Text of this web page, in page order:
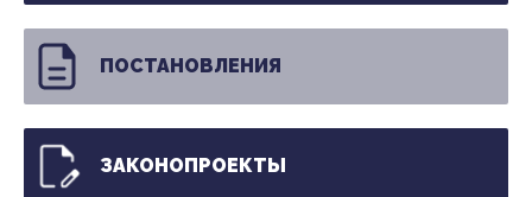
ПОСТАНОВЛЕНИЯ
ЗАКОНОПРОЕКТЫ